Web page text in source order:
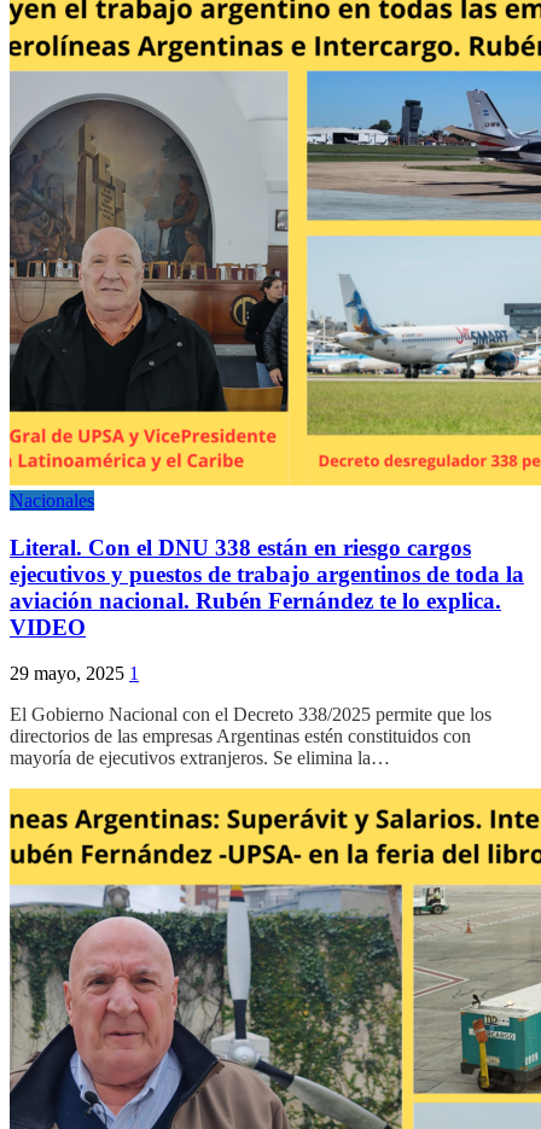
Nacionales
Literal. Con el DNU 338 están en riesgo cargos
ejecutivos y puestos de trabajo argentinos de toda la
aviación nacional. Rubén Fernández te lo explica.
VIDEO
29 mayo, 2025 1
El Gobierno Nacional con el Decreto 338/2025 permite que los
directorios de las empresas Argentinas estén constituidos con
mayoría de ejecutivos extranjeros. Se elimina la…